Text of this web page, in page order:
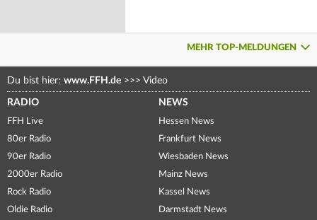
MEHR TOP-MELDUNGEN
Du bist hier: www.FFH.de >>> Video
RADIO
FFH Live
80er Radio
90er Radio
2000er Radio
Rock Radio
Oldie Radio
NEWS
Hessen News
Frankfurt News
Wiesbaden News
Mainz News
Kassel News
Darmstadt News